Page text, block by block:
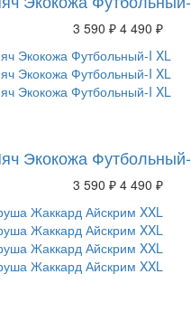
3 590 ₽ 4 490 ₽
Экокожа
3 590 ₽ 4 490 ₽